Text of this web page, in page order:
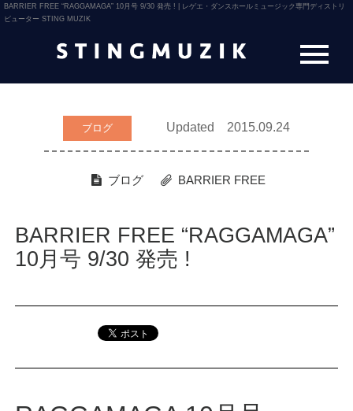
BARRIER FREE “RAGGAMAGA” 10月号 9/30 発売 ! | レゲエ・ダンスホールミュージック専門ディストリ
ビューター STING MUZIK
ブログ Updated 2015.09.24
ブログ BARRIER FREE
BARRIER FREE “RAGGAMAGA”
10月号 9/30 発売 !